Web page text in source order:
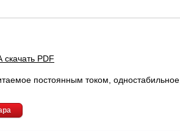
PDF
постоянным током, одностабильное,